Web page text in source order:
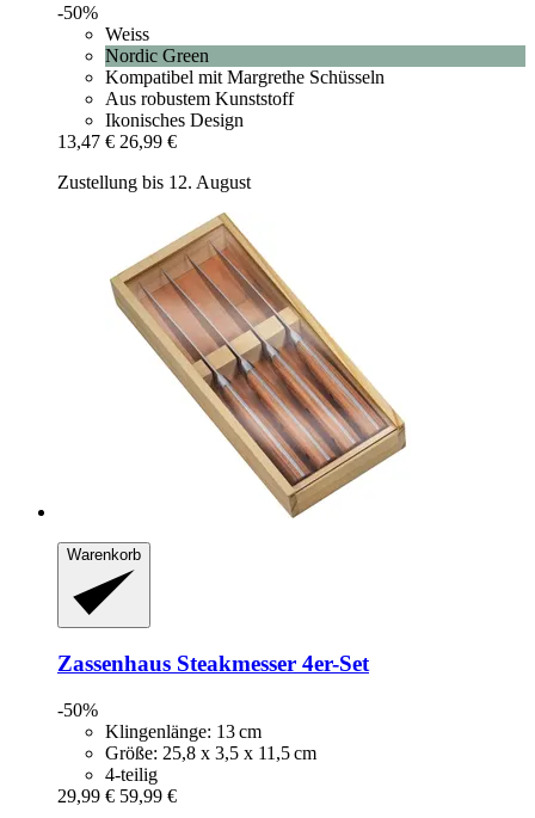
-50%
Weiss
Nordic Green
Kompatibel mit Margrethe Schüsseln
Aus robustem Kunststoff
Ikonisches Design
13,47 € 26,99 €
Zustellung bis 12. August
Warenkorb
Zassenhaus Steakmesser 4er-​Set
-50%
Klingenlänge: 13 cm
Größe: 25,8 x 3,5 x 11,5 cm
4-teilig
29,99 € 59,99 €